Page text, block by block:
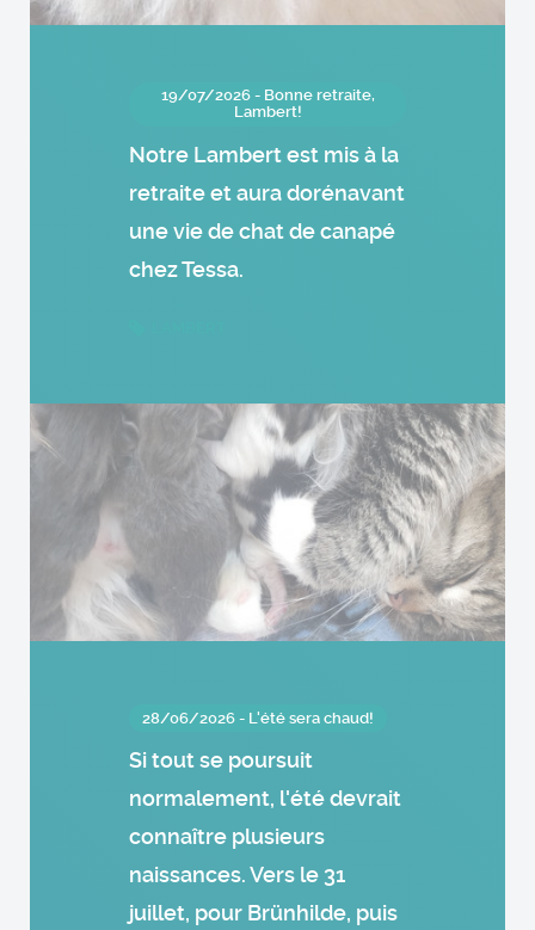
19/07/2026 - Bonne retraite,
Lambert!
Notre Lambert est mis à la
retraite et aura dorénavant
une vie de chat de canapé
chez Tessa.
28/06/2026 - L'été sera chaud!
Si tout se poursuit
normalement, l'été devrait
connaître plusieurs
naissances. Vers le 31
juillet, pour Brünhilde, puis